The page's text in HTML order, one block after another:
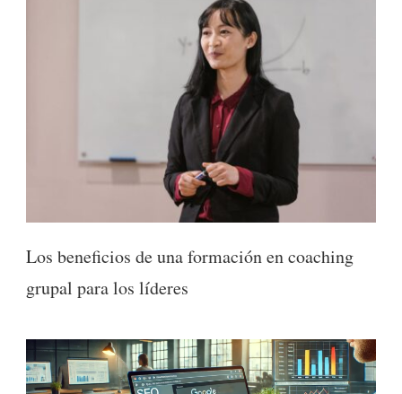
Los beneficios de una formación en coaching
grupal para los líderes